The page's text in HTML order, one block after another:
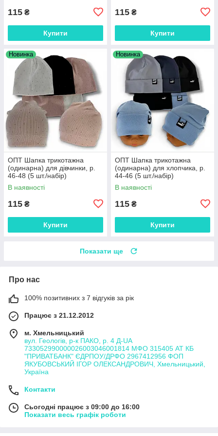
115 ₴
Купити
115 ₴
Купити
Новинка
ОПТ Шапка трикотажна
(одинарна) для дівчинки, р.
46-48 (5 шт./набір)
В наявності
115 ₴
Купити
Новинка
ОПТ Шапка трикотажна
(одинарна) для хлопчика, р.
44-46 (5 шт./набір)
В наявності
115 ₴
Купити
Показати ще
Про нас
100% позитивних з 7 відгуків за рік
Працює з 21.12.2012
м. Хмельницький
вул. Геологів, р-к ПАКО, р. 4 Д-UA
733052990000026003046001814 МФО 315405 АТ КБ
"ПРИВАТБАНК" ЄДРПОУ/ДРФО 2967412956 ФОП
ЯКУБОВСЬКИЙ ІГОР ОЛЕКСАНДРОВИЧ, Хмельницький,
Україна
Контакти
Сьогодні працює з 09:00 до 16:00
Показати весь графік роботи